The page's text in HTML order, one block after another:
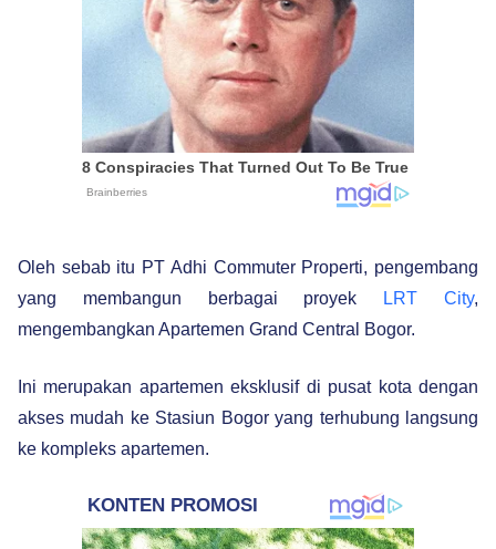
Oleh sebab itu PT Adhi Commuter Properti, pengembang
yang membangun berbagai proyek
LRT City,
mengembangkan Apartemen Grand Central Bogor.
Ini merupakan apartemen eksklusif di pusat kota dengan
akses mudah ke Stasiun Bogor yang terhubung langsung
ke kompleks apartemen.